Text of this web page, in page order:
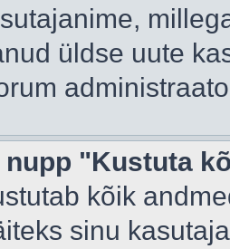
üldse uute
nupp "Kustuta
kõik
sinu